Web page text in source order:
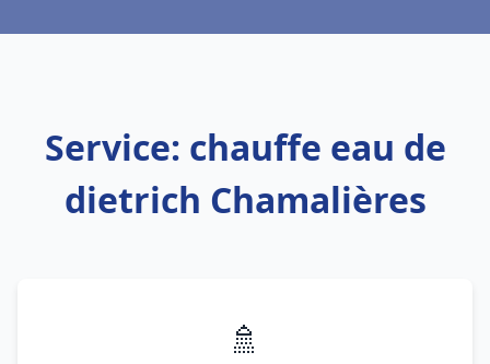
Service: chauffe eau de
dietrich Chamalières
🚿